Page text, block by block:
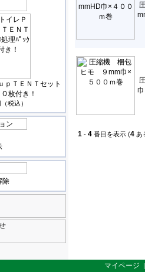
ｐＴＥＮＴセット
０枚付き！
税込）
除
1 - 4 番目を表示 (4 あ
マイページ